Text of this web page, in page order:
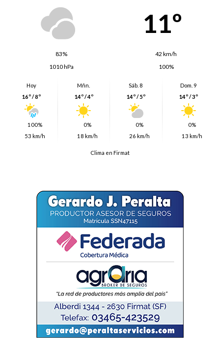
11º
83%
42 km/h
1010 hPa
100%
Hoy
16º / 8º
100%
53 km/h
Mñn.
14º / 4º
0%
18 km/h
Sáb. 8
14º / 5º
0%
26 km/h
Dom. 9
14º / 3º
0%
13 km/h
Clima en Firmat